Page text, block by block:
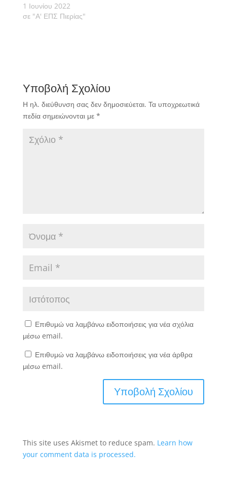
1 Ιουνίου 2022
σε "Α' ΕΠΣ Πιερίας"
Υποβολή Σχολίου
Η ηλ. διεύθυνση σας δεν δημοσιεύεται. Τα υποχρεωτικά
πεδία σημειώνονται με *
Επιθυμώ να λαμβάνω ειδοποιήσεις για νέα σχόλια
μέσω email.
Επιθυμώ να λαμβάνω ειδοποιήσεις για νέα άρθρα
μέσω email.
This site uses Akismet to reduce spam. Learn how
your comment data is processed.